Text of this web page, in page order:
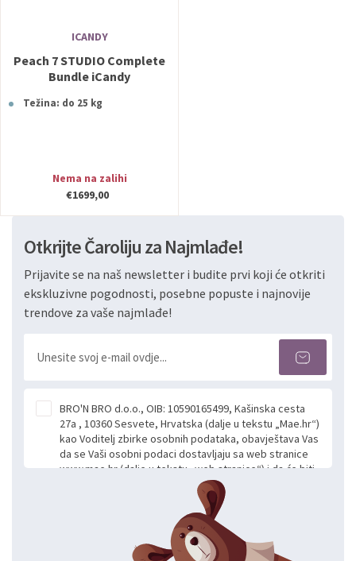
ICANDY
Peach 7 STUDIO Complete
Bundle iCandy
Težina: do 25 kg
Nema na zalihi
€1699,00
Otkrijte Čaroliju za Najmlađe!
Prijavite se na naš newsletter i budite prvi koji će otkriti
ekskluzivne pogodnosti, posebne popuste i najnovije
trendove za vaše najmlađe!
BRO'N BRO d.o.o., OIB: 10590165499, Kašinska cesta
27a , 10360 Sesvete, Hrvatska (dalje u tekstu „Mae.hr“)
kao Voditelj zbirke osobnih podataka, obavještava Vas
da se Vaši osobni podaci dostavljaju sa web stranice
www.mae.hr (dalje u tekstu „web stranice“) i da će biti
obrađeni. Prihvaćanjem ove Izjave smatra se da
slobodno i izričito dajete privolu za prikupljanje i daljnju
obradu Vaših osobnih podataka koje ustupate Mae.hr
putem ovih web stranica u svrhu odgovora i daljnje
komunikacije na Vaš upit poslan kroz kontakt obrazac.